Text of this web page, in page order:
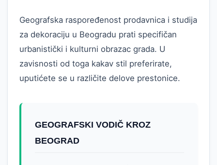
Geografska raspoređenost prodavnica i studija
za dekoraciju u Beogradu prati specifičan
urbanistički i kulturni obrazac grada. U
zavisnosti od toga kakav stil preferirate,
uputićete se u različite delove prestonice.
GEOGRAFSKI VODIČ KROZ
BEOGRAD